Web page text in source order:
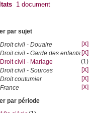
1 document
par sujet
Droit civil - Douaire
[X]
Droit civil - Garde des enfants [X]
Droit civil - Mariage
(1)
Droit civil - Sources
[X]
Droit coutumier
[X]
France
[X]
par période